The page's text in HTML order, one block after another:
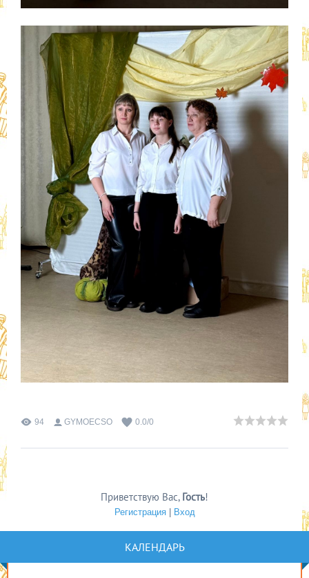
94 GYMOECSO 0.0/0
Приветствую Вас, Гость!
Регистрация| Вход
КАЛЕНДАРЬ